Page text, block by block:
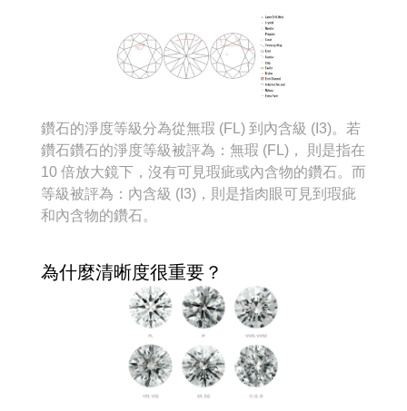
鑽石的淨度等級分為從無瑕 (FL) 到內含級 (I3)。若
鑽石鑽石的淨度等級被評為：無瑕 (FL)， 則是指在
10 倍放大鏡下，沒有可見瑕疵或內含物的鑽石。而
等級被評為：內含級 (I3)，則是指肉眼可見到瑕疵
和內含物的鑽石。
為什麼清晰度很重要？